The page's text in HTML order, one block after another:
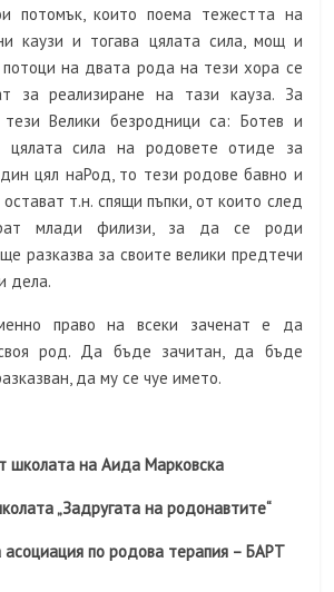
потомък, които поема тежестта на
каузи и тогава цялата сила, мощ и
потоци на двата рода на тези хора се
за реализиране на тази кауза. За
тези Велики безродници са: Ботев и
цялата сила на родовете отиде за
цял наРод, то тези родове бавно и
т.н. спящи пъпки, от които след
млади филизи, за да се роди
разказва за своите велики предтечи
дела.
право на всеки заченат е да
род. Да бъде зачитан, да бъде
да му се чуе името.
школата на Аида Марковска
„Задругата на родонавтите“
асоциация по родова терапия – БАРТ